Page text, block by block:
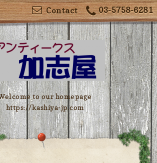
03-5758-6281
Contact
to our homepage
https://kashiya-jp.com